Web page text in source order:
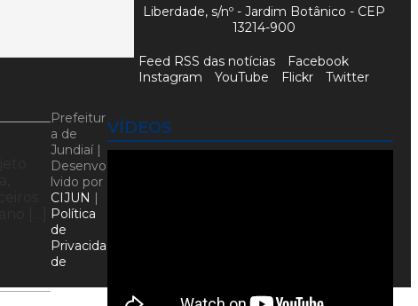
VÍDEOS
Liberdade, s/nº - Jardim Botânico - CEP
13214-900
Feed RSS das notícias
Facebook
Instagram
YouTube Flickr Twitter
Prefeitur
a de
Jundiaí |
Desenvo
lvido por
CIJUN |
Política
de
Privacida
de